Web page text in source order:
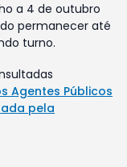
a 4 de outubro
permanecer até
turno.
Agentes Públicos
pela